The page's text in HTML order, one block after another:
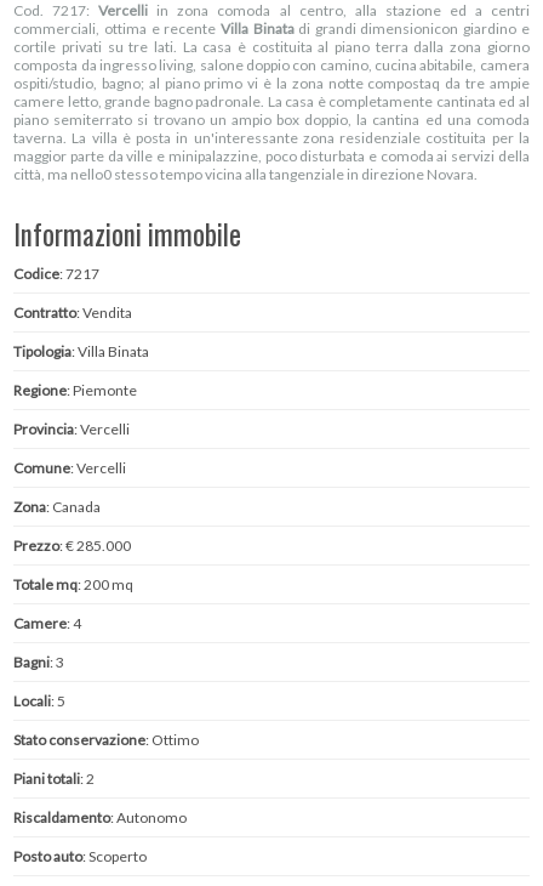
Cod. 7217:Vercelli in zona comoda al centro, alla stazione ed a centri
commerciali, ottima e recente Villa Binatadi grandi dimensionicon giardino e
cortile privati su tre lati. La casa è costituita al piano terra dalla zona giorno
composta da ingresso living, salone doppio con camino, cucina abitabile, camera
ospiti/studio, bagno; al piano primo vi è la zona notte compostaq da tre ampie
camere letto, grande bagno padronale. La casa è completamente cantinata ed al
piano semiterrato si trovano un ampio box doppio, la cantina ed una comoda
taverna. La villa è posta in un'interessante zona residenziale costituita per la
maggior parte da ville e minipalazzine, poco disturbata e comoda ai servizi della
città, ma nello0 stesso tempo vicina alla tangenziale in direzione Novara.
Informazioni immobile
Codice: 7217
Contratto: Vendita
Tipologia: Villa Binata
Regione: Piemonte
Provincia: Vercelli
Comune: Vercelli
Zona: Canada
Prezzo: € 285.000
Totale mq: 200 mq
Camere: 4
Bagni: 3
Locali: 5
Stato conservazione: Ottimo
Piani totali: 2
Riscaldamento: Autonomo
Posto auto: Scoperto